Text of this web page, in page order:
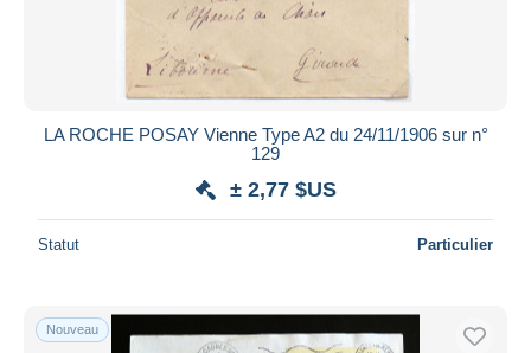
LA ROCHE POSAY Vienne Type A2 du 24/11/1906 sur n°
129
± 2,77 $US
Statut Particulier
Nouveau